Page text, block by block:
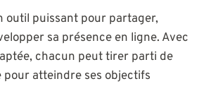
outil puissant pour partager,
sa présence en ligne. Avec
chacun peut tirer parti de
atteindre ses objectifs